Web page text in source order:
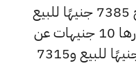
شهد سعر عيار 24 ارتفاعًا ليصبح 7385 جنيهًا للبيع
و7325 جنيهًا للشراء، بزيادة قدرها 10 جنيهات عن
السعر السابق الذي بلغ 7370 جنيهًا للبيع و7315